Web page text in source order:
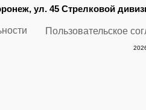
ул. 45 Стрелковой
Пользовательское